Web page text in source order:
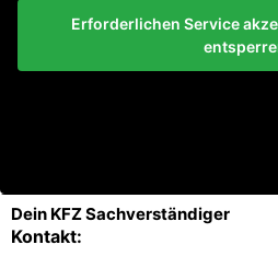
Erforderlichen Service
Dein KFZ Sachverständiger
Kontakt: